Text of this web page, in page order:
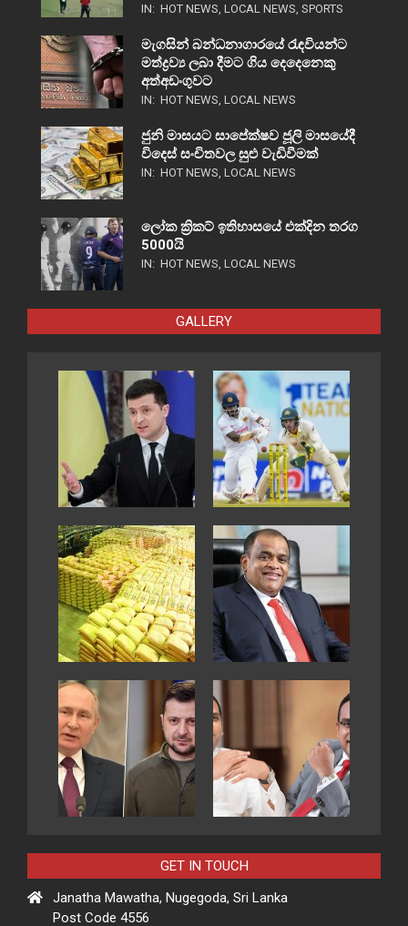
IN: HOT NEWS, LOCAL NEWS, SPORTS
මැගසින් බන්ධනාගාරයේ රැඳවියන්ට
මත්ද්‍රව්‍ය ලබා දීමට ගිය දෙදෙනෙකු
අත්අඩංගුවට
IN: HOT NEWS, LOCAL NEWS
ජුනි මාසයට සාපේක්ෂව ජූලි මාසයේදී
විදෙස් සංචිතවල සුළු වැඩිවීමක්
IN: HOT NEWS, LOCAL NEWS
ලෝක ක්‍රිකට් ඉතිහාසයේ එක්දින තරග
5000යි
IN: HOT NEWS, LOCAL NEWS
GALLERY
GET IN TOUCH
Janatha Mawatha, Nugegoda, Sri Lanka
Post Code 4556